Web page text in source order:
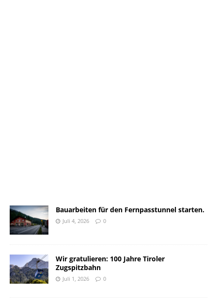
Bauarbeiten für den Fernpasstunnel starten.
Juli 4, 2026 0
Wir gratulieren: 100 Jahre Tiroler
Zugspitzbahn
Juli 1, 2026 0